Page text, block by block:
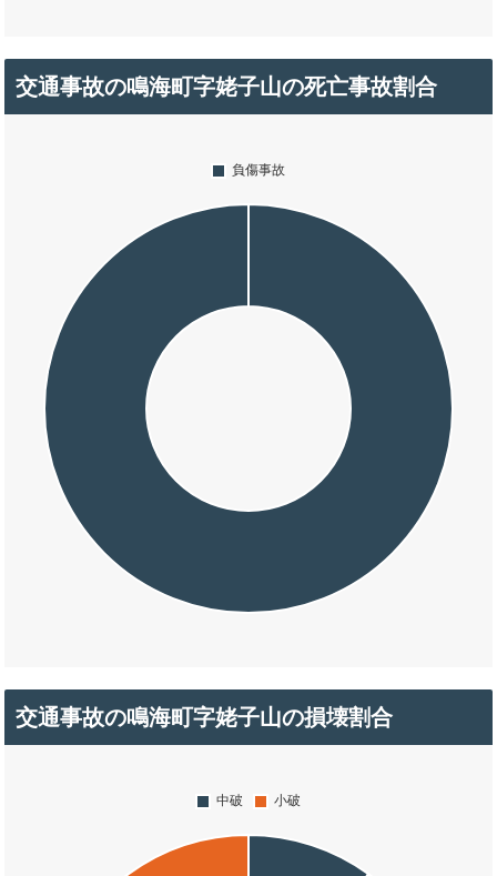
交通事故の鳴海町字姥子山の死亡事故割合
交通事故の鳴海町字姥子山の損壊割合